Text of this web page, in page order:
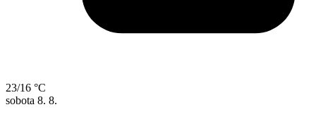
23/16 °C
sobota 8. 8.